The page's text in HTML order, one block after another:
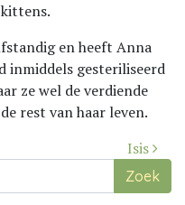
en heeft Anna
inmiddels gesteriliseerd
ze wel de verdiende
rest van haar leven.
Isis